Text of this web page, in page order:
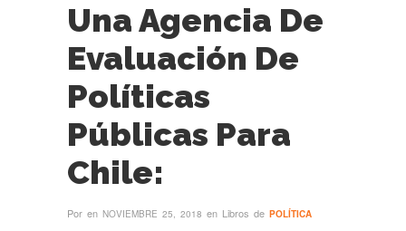
Una Agencia De
Evaluación De
Políticas
Públicas Para
Chile:
Por en NOVIEMBRE 25, 2018 en Libros de POLÍTICA